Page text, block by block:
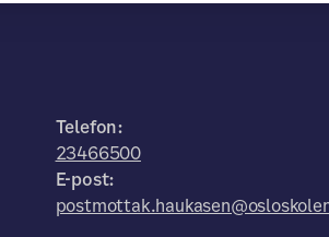
Telefon:
23466500
E-post: